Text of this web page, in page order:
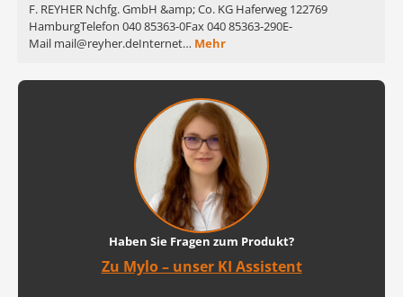
F. REYHER Nchfg. GmbH &amp; Co. KG Haferweg 122769
HamburgTelefon 040 85363-0Fax 040 85363-290E-
Mail mail@reyher.deInternet… Mehr
Haben Sie Fragen zum Produkt?
Zu Mylo – unser KI Assistent